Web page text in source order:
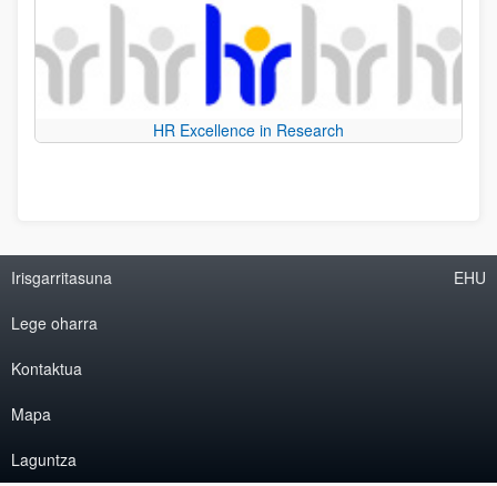
HR Excellence in Research
Irisgarritasuna
Lege oharra
Kontaktua
Mapa
Laguntza
EHU